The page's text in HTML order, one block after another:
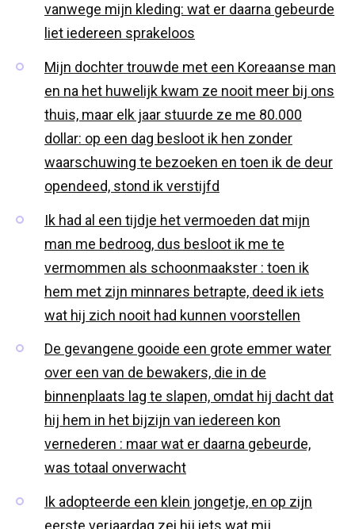
vanwege mijn kleding: wat er daarna gebeurde
liet iedereen sprakeloos
Mijn dochter trouwde met een Koreaanse man
en na het huwelijk kwam ze nooit meer bij ons
thuis, maar elk jaar stuurde ze me 80.000
dollar: op een dag besloot ik hen zonder
waarschuwing te bezoeken en toen ik de deur
opendeed, stond ik verstijfd
Ik had al een tijdje het vermoeden dat mijn
man me bedroog, dus besloot ik me te
vermommen als schoonmaakster : toen ik
hem met zijn minnares betrapte, deed ik iets
wat hij zich nooit had kunnen voorstellen
De gevangene gooide een grote emmer water
over een van de bewakers, die in de
binnenplaats lag te slapen, omdat hij dacht dat
hij hem in het bijzijn van iedereen kon
vernederen : maar wat er daarna gebeurde,
was totaal onverwacht
Ik adopteerde een klein jongetje, en op zijn
eerste verjaardag zei hij iets wat mij